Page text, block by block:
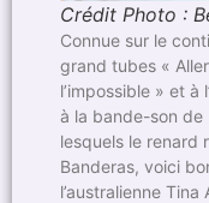
Crédit Photo :
Connue sur le
grand tubes «
l’impossible » et
à la bande-son de
lesquels le renard
Banderas, voici
l’australienne